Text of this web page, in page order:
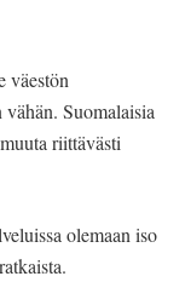
väestön
Suomalaisia
riittävästi
olemaan iso